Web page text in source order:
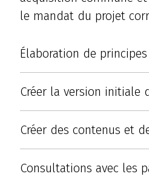
le mandat du projet
Élaboration de
Créer la version initiale
Créer des contenus et
Consultations avec les